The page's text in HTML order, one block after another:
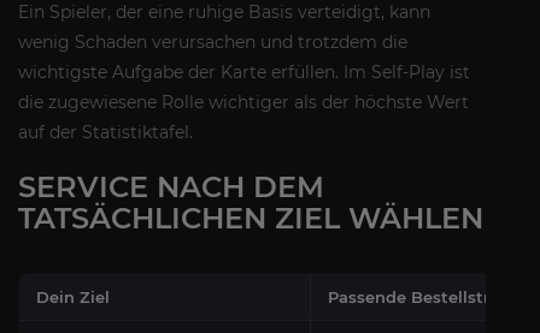
Ein Spieler, der eine ruhige Basis verteidigt, kann
wenig Schaden verursachen und trotzdem die
wichtigste Aufgabe der Karte erfüllen. Im Self-Play ist
die zugewiesene Rolle wichtiger als der höchste Wert
auf der Statistiktafel.
SERVICE NACH DEM
TATSÄCHLICHEN ZIEL WÄHLEN
Dein Ziel Passende Bestellstruktur